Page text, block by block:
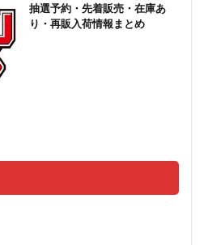
抽選予約・先着販売・在庫あ
り・再販入荷情報まとめ